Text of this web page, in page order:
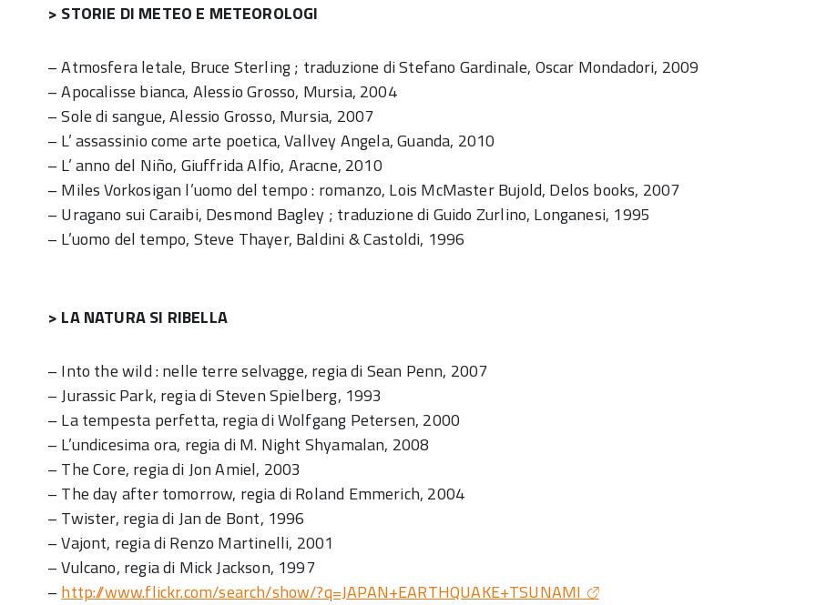
> STORIE DI METEO E METEOROLOGI
– Atmosfera letale, Bruce Sterling ; traduzione di Stefano Gardinale, Oscar Mondadori, 2009
– Apocalisse bianca, Alessio Grosso, Mursia, 2004
– Sole di sangue, Alessio Grosso, Mursia, 2007
– L’ assassinio come arte poetica, Vallvey Angela, Guanda, 2010
– L’ anno del Niño, Giuffrida Alfio, Aracne, 2010
– Miles Vorkosigan l’uomo del tempo : romanzo, Lois McMaster Bujold, Delos books, 2007
– Uragano sui Caraibi, Desmond Bagley ; traduzione di Guido Zurlino, Longanesi, 1995
– L’uomo del tempo, Steve Thayer, Baldini & Castoldi, 1996
> LA NATURA SI RIBELLA
– Into the wild : nelle terre selvagge, regia di Sean Penn, 2007
– Jurassic Park, regia di Steven Spielberg, 1993
– La tempesta perfetta, regia di Wolfgang Petersen, 2000
– L’undicesima ora, regia di M. Night Shyamalan, 2008
– The Core, regia di Jon Amiel, 2003
– The day after tomorrow, regia di Roland Emmerich, 2004
– Twister, regia di Jan de Bont, 1996
– Vajont, regia di Renzo Martinelli, 2001
– Vulcano, regia di Mick Jackson, 1997
– http://www.flickr.com/search/show/?q=JAPAN+EARTHQUAKE+TSUNAMI